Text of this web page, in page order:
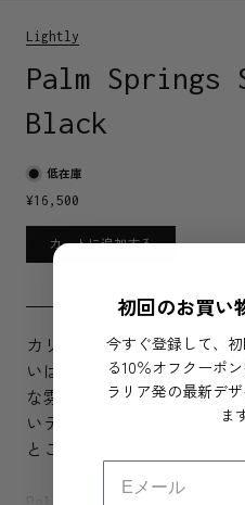
Lightly
Palm Springs
Black
低在庫
¥16,500
カートに追加する
カリフォルニア州パームス
いは機能的であり、ミッド
な雰囲気も醸し出す。そ
いデザインの考え方や実用
ところがある。
初回のお買い
今すぐ登録して、
る10％オフクーポ
ラリア発の最新デ
ま